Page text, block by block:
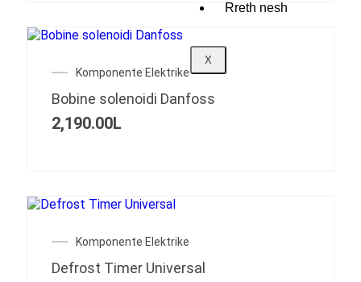
Rreth nesh
X
Komponente Elektrike
Bobine solenoidi Danfoss
2,190.00L
Komponente Elektrike
Defrost Timer Universal